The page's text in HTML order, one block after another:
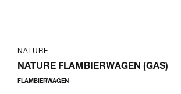
NATURE
NATURE FLAMBIERWAGEN (GAS)
FLAMBIERWAGEN